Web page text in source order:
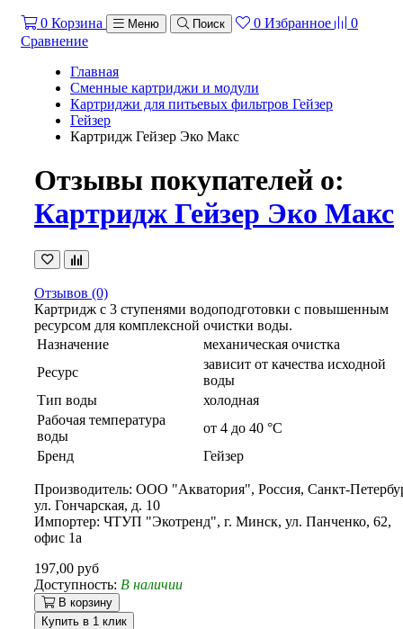
0 Корзина Меню Поиск 0 Избранное
0
Сравнение
Главная
Сменные картриджи и модули
Картриджи для питьевых фильтров Гейзер
Гейзер
Картридж Гейзер Эко Макс
Отзывы покупателей о:
Картридж Гейзер Эко Макс
Отзывов (0)
Картридж с 3 ступенями водоподготовки с повышенным
ресурсом для комплексной очистки воды.
Назначение
механическая очистка
Ресурс
зависит от качества исходной
воды
Тип воды
холодная
Рабочая температура
воды
от 4 до 40 °C
Бренд
Гейзер
Производитель: ООО "Акватория", Россия, Санкт-
ул. Гончарская, д. 10
Импортер: ЧТУП "Экотренд", г. Минск, ул. Панченко, 62,
офис 1а
197,00 руб
Доступность: В наличии
В корзину
Купить в 1 клик